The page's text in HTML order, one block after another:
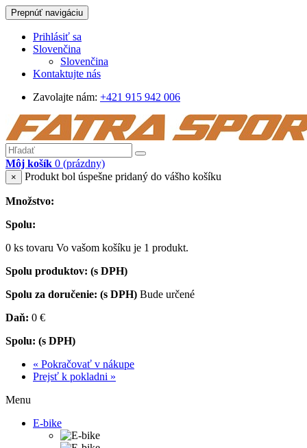
Prepnúť navigáciu
Prihlásiť sa
Slovenčina
Slovenčina
Kontaktujte nás
Zavolajte nám: +421 915 942 006
Môj košík 0 (prázdny)
× Produkt bol úspešne pridaný do vášho košíku
Množstvo:
Spolu:
0 ks tovaru Vo vašom košíku je 1 produkt.
Spolu produktov: (s DPH)
Spolu za doručenie: (s DPH) Bude určené
Daň: 0 €
Spolu: (s DPH)
« Pokračovať v nákupe
Prejsť k pokladni »
Menu
E-bike